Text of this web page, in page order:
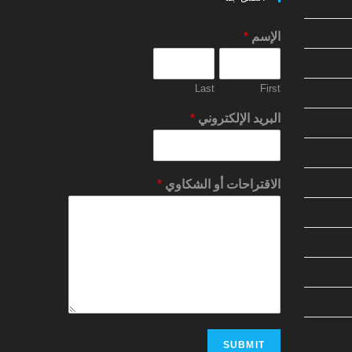
الإسم *
First
Last
البريد الإلكتروني *
الاقتراحات أو الشكاوي *
SUBMIT